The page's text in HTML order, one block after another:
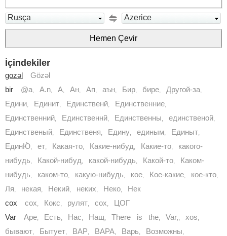
Rusça Azerice
İçindekiler
gozəl
Gözəl
bir
@a, A.n, А, Ан, Ап, аън, Бир, бире, Другой-за,
Едини, Единит, Единственй, Единственние,
Единственний, Единственнй, Единственны, единственой,
Единственый, Единственя, Едину, единым, Единыт,
ЕдинЮ́, ет, Какая-то, Какие-нибуд, Какие-то, какого-
нибудь, Какой-нибуд, какой-нибудь, Какой-то, Каком-
нибудь, каком-то, какую-нибудь, кое, Кое-какие, кое-кто,
Ля, некая, Некий, неких, Неко, Нек
cox
cоx, Кокс, рулят, сох, ЦОГ
Var
Aре, Eсть, Haс, Haщ, There is the, Var,, xos,
бывают, Бытует, ВАР, ВАРА, Варь, Возможны,